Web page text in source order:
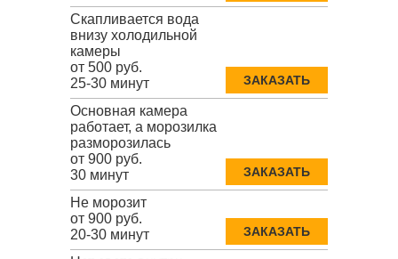
Скапливается вода
внизу холодильной
камеры
от 500 руб.
25-30 минут
ЗАКАЗАТЬ
Основная камера
работает, а морозилка
разморозилась
от 900 руб.
30 минут
ЗАКАЗАТЬ
Не морозит
от 900 руб.
20-30 минут
ЗАКАЗАТЬ